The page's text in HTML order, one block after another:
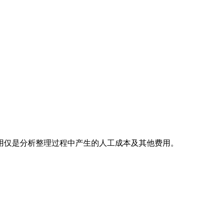
是分析整理过程中产生的人工成本及其他费用。